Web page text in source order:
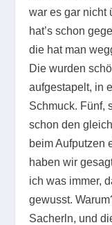
war es gar nicht
hat’s schon
die hat man
Die wurden
aufgestapelt, in
Schmuck. Fünf,
schon den
beim Aufputzen
haben wir
ich was immer,
gewusst.
Sacherln, und